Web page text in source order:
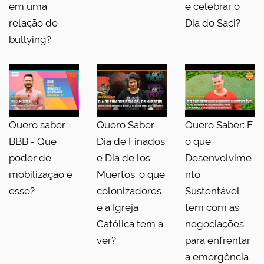
em uma
relação de
bullying?
e celebrar o
Dia do Saci?
Quero saber -
BBB - Que
poder de
mobilização é
esse?
Quero Saber-
Dia de Finados
e Dia de los
Muertos: o que
colonizadores
e a Igreja
Católica tem a
ver?
Quero Saber: E
o que
Desenvolvime
nto
Sustentável
tem com as
negociações
para enfrentar
a emergência